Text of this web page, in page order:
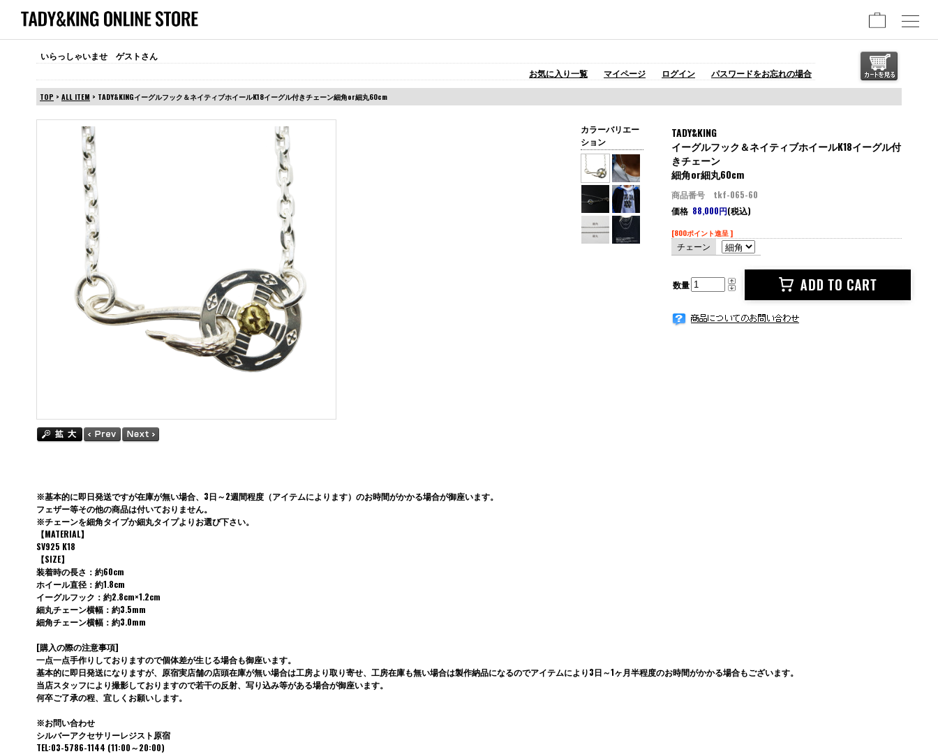
いらっしゃいませ ゲストさん
お気に入り一覧
マイページ ログイン パスワードをお忘れの場合
TOP > ALL ITEM > TADY&KINGイーグルフック＆ネイティブホイールK18イーグル付きチェーン細角or細丸60cm
TADY&KING
イーグルフック＆ネイティブホイールK18イーグル付
きチェーン
細角or細丸60cm
商品番号 tkf-065-60
価格 88,000円(税込)
[800ポイント進呈 ]
チェーン
数量
カラーバリエー
ション
※基本的に即日発送ですが在庫が無い場合、3日～2週間程度（アイテムによります）のお時間がかかる場合が御座います。
フェザー等その他の商品は付いておりません。
※チェーンを細角タイプか細丸タイプよりお選び下さい。
【MATERIAL】
SV925 K18
【SIZE】
装着時の長さ：約60cm
ホイール直径：約1.8cm
イーグルフック：約2.8cm×1.2cm
細丸チェーン横幅：約3.5mm
細角チェーン横幅：約3.0mm
[購入の際の注意事項]
一点一点手作りしておりますので個体差が生じる場合も御座います。
基本的に即日発送になりますが、原宿実店舗の店頭在庫が無い場合は工房より取り寄せ、工房在庫も無い場合は製作納品になるのでアイテムにより3日～1ヶ月半程度のお時間がかかる場合もございます。
当店スタッフにより撮影しておりますので若干の反射、写り込み等がある場合が御座います。
何卒ご了承の程、宜しくお願いします。
※お問い合わせ
シルバーアクセサリーレジスト原宿
TEL:03-5786-1144 (11:00～20:00)